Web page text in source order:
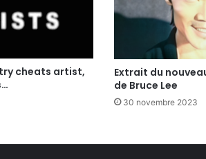
cheats artist,
Extrait du
de Bruce Lee
30 novembre 2023